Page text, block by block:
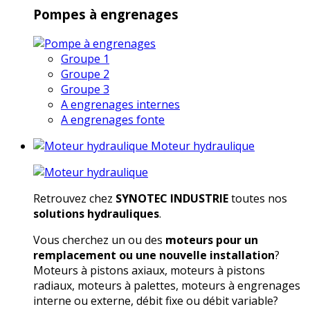
Pompes à engrenages
Groupe 1
Groupe 2
Groupe 3
A engrenages internes
A engrenages fonte
Moteur hydraulique
Retrouvez chez SYNOTEC INDUSTRIEtoutes nos
solutions hydrauliques.
Vous cherchez un ou des moteurs pour un
remplacement ou une nouvelle installation?
Moteurs à pistons axiaux, moteurs à pistons
radiaux, moteurs à palettes, moteurs à engrenages
interne ou externe, débit fixe ou débit variable?